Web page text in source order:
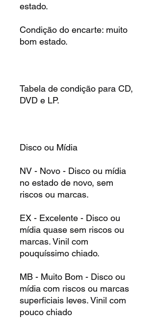
estado.
Condição do encarte: muito
bom estado.
Tabela de condição para CD,
DVD e LP.
Disco ou Mídia
NV - Novo - Disco ou mídia
no estado de novo, sem
riscos ou marcas.
EX - Excelente - Disco ou
mídia quase sem riscos ou
marcas. Vinil com
pouquíssimo chiado.
MB - Muito Bom - Disco ou
mídia com riscos ou marcas
superficiais leves. Vinil com
pouco chiado